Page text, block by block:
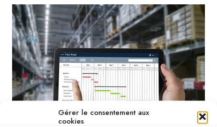
Gérer le consentement aux
cookies